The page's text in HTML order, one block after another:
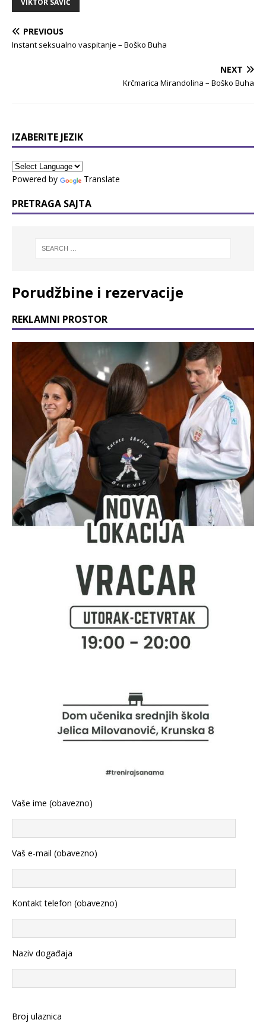
PREVIOUS
Instant seksualno vaspitanje – Boško Buha
NEXT
Krčmarica Mirandolina – Boško Buha
IZABERITE JEZIK
Powered by Translate
PRETRAGA SAJTA
Porudžbine i rezervacije
REKLAMNI PROSTOR
Vaše ime (obavezno)
Vaš e-mail (obavezno)
Kontakt telefon (obavezno)
Naziv događaja
Broj ulaznica